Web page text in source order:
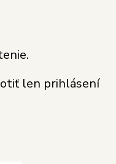
len prihlásení